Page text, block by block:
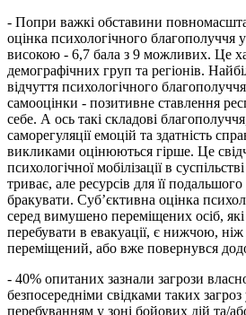
- Попри важкі обставини
оцінка психологічного благополуччя
високою - 6,7 бала з 9 можливих. Це
демографічних груп та регіонів.
відчуття психологічного
самооцінки - позитивне ставлення
себе. А ось такі складові
саморегуляції емоцій та здатність
викликами оцінюються гірше. Це
психологічної мобілізації в
триває, але ресурсів для її
бракувати. Суб’єктивна оцінка
серед вимушено переміщених осіб,
перебувати в евакуації, є нижчою,
переміщений, або вже повернувся
- 40% опитаних зазнали загрози
безпосередніми свідками таких загроз
перебуванням у зоні бойових дій та/